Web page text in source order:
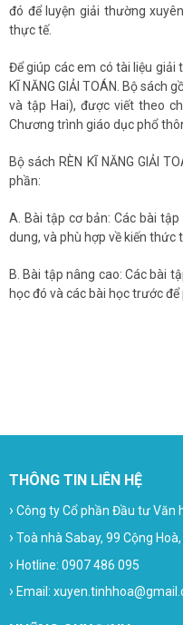
đó để luyện giải thường
thực tế.
Để giúp các em có tài liệu giải
KĨ NĂNG GIẢI TOÁN. Bộ sách
và tập Hai), được viết theo
Chương trình giáo dục phổ
Bộ sách RÈN KĨ NĂNG GIẢI
phần:
A. Bài tập cơ bản: Các bài
dung, và phù hợp về kiến thức
B. Bài tập nâng cao: Các bài
học đó và các bài học trước
THÔNG TIN LIÊN HỆ
› Công ty Cổ phần Đầu tư Văn
› Toà nhà Sabay, 99 Cộng Hoà,
› Hotline: 0907 486 095
› Email: